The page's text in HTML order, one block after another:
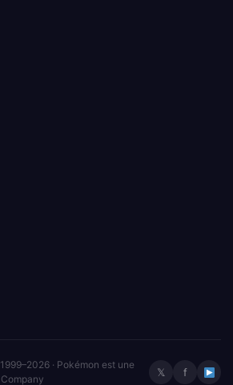
· Pokémon est une
𝕏 f